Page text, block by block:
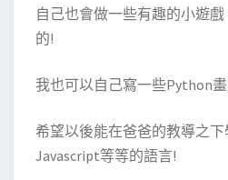
自己也會做一些有趣的小遊
的!
我也可以自己寫一些Python
希望以後能在爸爸的教導之下
Javascript等等的語言!